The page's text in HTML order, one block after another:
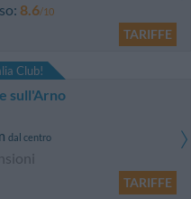
8.6/10
TARIFFE
Club!
sull'Arno
dal centro
TARIFFE